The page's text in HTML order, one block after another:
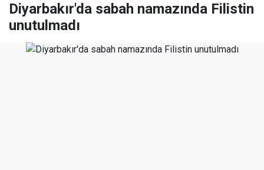
Diyarbakır'da sabah namazında Filistin
unutulmadı